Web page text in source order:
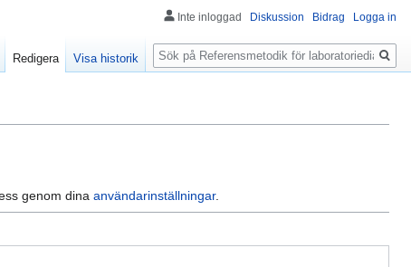
genom dina användarinställningar.
Inte inloggad Diskussion Bidrag Logga in
Redigera Visa historik
Sök